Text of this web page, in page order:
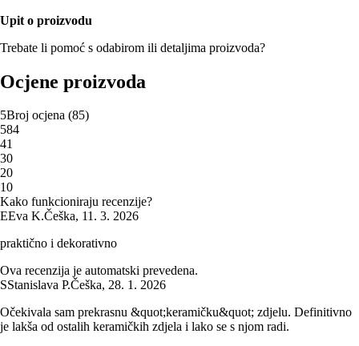
Upit o proizvodu
Trebate li pomoć s odabirom ili detaljima proizvoda?
Ocjene proizvoda
5Broj ocjena (85)
584
41
30
20
10
Kako funkcioniraju recenzije?
EEva K.Češka, 11. 3. 2026
praktično i dekorativno
Ova recenzija je automatski prevedena.
SStanislava P.Češka, 28. 1. 2026
Očekivala sam prekrasnu &quot;keramičku&quot; zdjelu. Definitivno
je lakša od ostalih keramičkih zdjela i lako se s njom radi.